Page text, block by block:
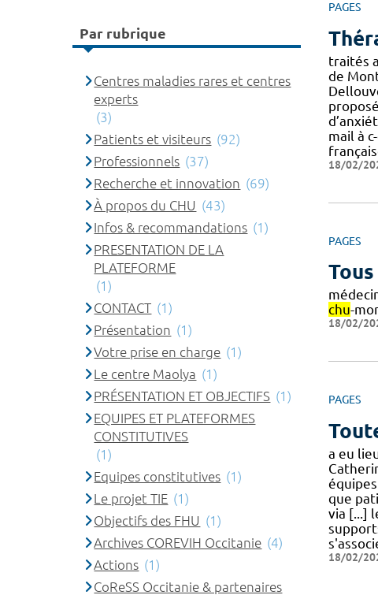
PAGES
traités
de
mail à
18/02/
PAGES
chu-
18/02/
PAGES
a eu
que
via [...]
18/02/
Par rubrique
Centres maladies rares et centres
experts
(3)
Patients et visiteurs (92)
Professionnels (37)
Recherche et innovation (69)
À propos du CHU (43)
Infos & recommandations (1)
PRESENTATION DE LA
PLATEFORME
(1)
CONTACT (1)
Présentation (1)
Votre prise en charge (1)
Le centre Maolya (1)
PRÉSENTATION ET OBJECTIFS (1)
EQUIPES ET PLATEFORMES
CONSTITUTIVES
(1)
Equipes constitutives (1)
Le projet TIE (1)
Objectifs des FHU (1)
Archives COREVIH Occitanie (4)
Actions (1)
CoReSS Occitanie & partenaires